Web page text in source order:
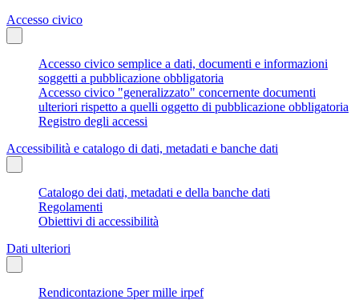
Accesso civico
Accesso civico semplice a dati, documenti e informazioni
soggetti a pubblicazione obbligatoria
Accesso civico "generalizzato" concernente documenti
ulteriori rispetto a quelli oggetto di pubblicazione obbligatoria
Registro degli accessi
Accessibilità e catalogo di dati, metadati e banche dati
Catalogo dei dati, metadati e della banche dati
Regolamenti
Obiettivi di accessibilità
Dati ulteriori
Rendicontazione 5per mille irpef